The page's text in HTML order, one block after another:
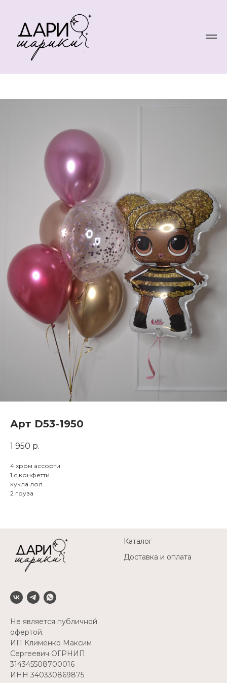
Арт D53-1950
1 950 р.
4 хром ассорти
1 с конфетти
кукла лол
2 груза
Не является публичной
офертой.
ИП Клименко Максим
Сергеевич ОГРНИП
314345508700016
ИНН 340330869875
Каталог
Доставка и оплата